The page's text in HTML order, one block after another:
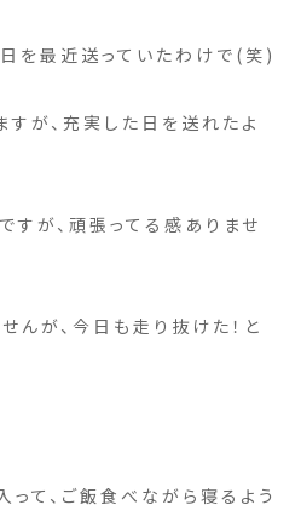
を最近送っていたわけで(笑)
すが、充実した日を送れたよ
すが、頑張ってる感ありませ
んが、今日も走り抜けた！と
て、ご飯食べながら寝るよう